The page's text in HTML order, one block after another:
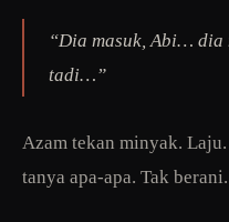
“Dia masuk, Abi… dia
tadi…”
Azam tekan minyak.
tanya apa-apa. Tak berani.